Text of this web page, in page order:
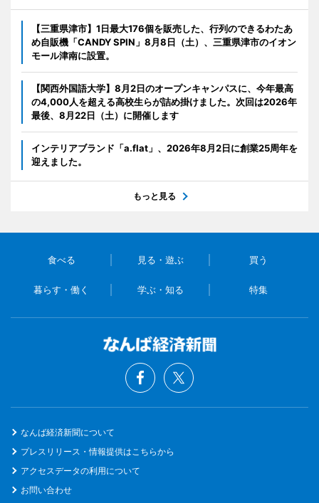
【三重県津市】1日最大176個を販売した、行列のできるわたあ
め自販機「CANDY SPIN」8月8日（土）、三重県津市のイオン
モール津南に設置。
【関西外国語大学】8月2日のオープンキャンパスに、今年最高
の4,000人を超える高校生らが詰め掛けました。次回は2026年
最後、8月22日（土）に開催します
インテリアブランド「a.flat」、2026年8月2日に創業25周年を
迎えました。
もっと見る
食べる 見る・遊ぶ 買う
暮らす・働く 学ぶ・知る 特集
なんば経済新聞について
プレスリリース・情報提供はこちらから
アクセスデータの利用について
お問い合わせ